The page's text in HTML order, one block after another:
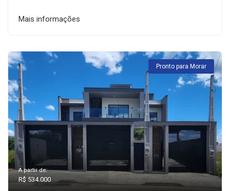
Mais informações
Pronto para Morar
A partir de:
R$ 534.000